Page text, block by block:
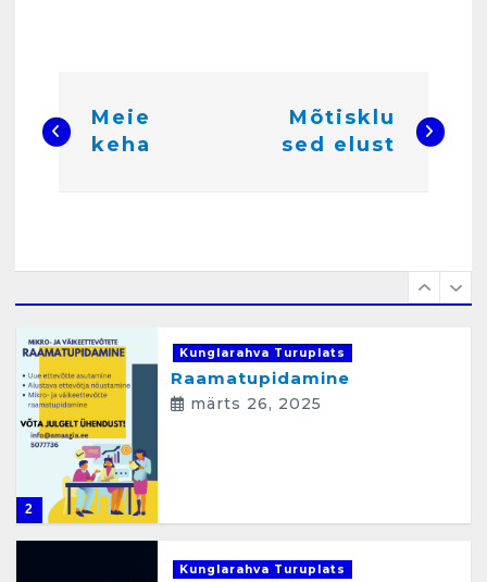
a
e
e
r
i
m
n
e
Meie
keha
Mõtisklu
sed elust
Kunglarahva Turuplats
2
Kunglarahva Turuplats
Raamatupidamine
märts 26, 2025
Kunglarahva Turuplats